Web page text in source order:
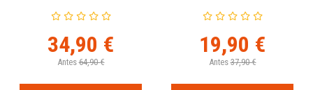
Nba Crew Neck " Outerstuff
34,90 €
Antes 64,90 €
19,90 €
Antes 37,90 €